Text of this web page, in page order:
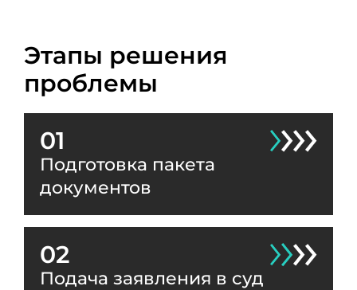
Этапы решения
проблемы
01
Подготовка пакета
документов
02
Подача заявления в суд